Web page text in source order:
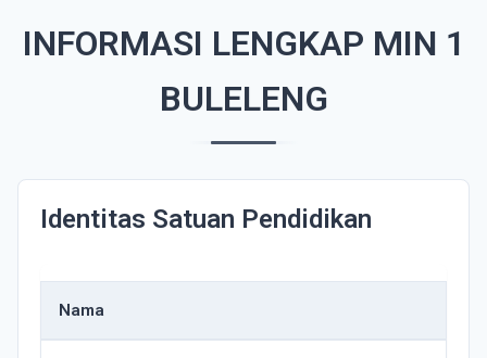
INFORMASI LENGKAP MIN 1
BULELENG
Identitas Satuan Pendidikan
Nama